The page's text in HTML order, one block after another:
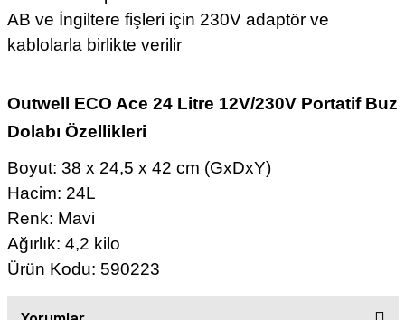
AB ve İngiltere fişleri için 230V adaptör ve
kablolarla birlikte verilir
Outwell ECO Ace 24 Litre 12V/230V Portatif Buz
Dolabı Özellikleri
Boyut: 38 x 24,5 x 42 cm (GxDxY)
Hacim: 24L
Renk: Mavi
Ağırlık: 4,2 kilo
Ürün Kodu: 590223